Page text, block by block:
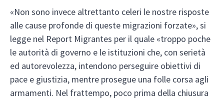
«Non sono invece altrettanto celeri le nostre risposte
alle cause profonde di queste migrazioni forzate», si
legge nel Report Migrantes per il quale «troppo poche
le autorità di governo e le istituzioni che, con serietà
ed autorevolezza, intendono perseguire obiettivi di
pace e giustizia, mentre prosegue una folle corsa agli
armamenti. Nel frattempo, poco prima della chiusura